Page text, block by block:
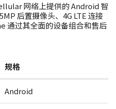
网络上提供的 Android 智
后置摄像头、4G LTE 连接
通过其全面的设备组合和售后
规格
Android